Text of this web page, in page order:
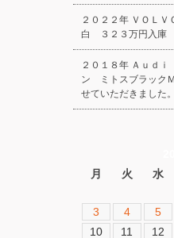
２０２２年 ＶＯＬ
白 ３２３万円入庫
２０１８年 Ａｕｄ
ン ミトスブラック
せていただきました。
月
火 水
3
4 5
10
11 12